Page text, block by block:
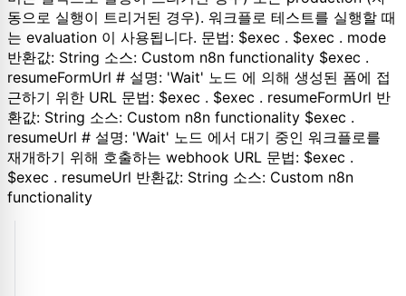
동으로 실행이 트리거된 경우). 워크플로 테스트를 실행할 때
는 evaluation 이 사용됩니다. 문법: $exec . $exec . mode
반환값: String 소스: Custom n8n functionality $exec .
resumeFormUrl # 설명: 'Wait' 노드 에 의해 생성된 폼에 접
근하기 위한 URL 문법: $exec . $exec . resumeFormUrl 반
환값: String 소스: Custom n8n functionality $exec .
resumeUrl # 설명: 'Wait' 노드 에서 대기 중인 워크플로를
재개하기 위해 호출하는 webhook URL 문법: $exec .
$exec . resumeUrl 반환값: String 소스: Custom n8n
functionality